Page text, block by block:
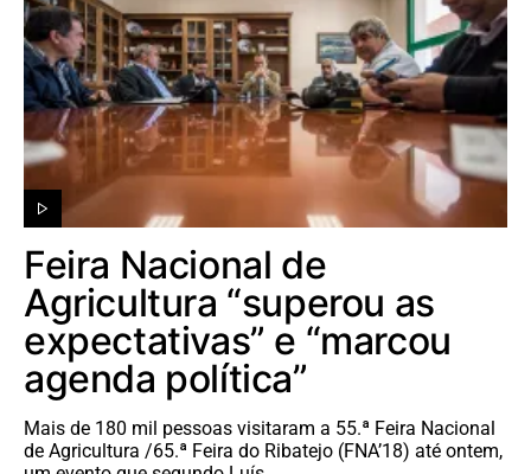
Feira Nacional de
Agricultura “superou as
expectativas” e “marcou
agenda política”
Mais de 180 mil pessoas visitaram a 55.ª Feira Nacional
de Agricultura /65.ª Feira do Ribatejo (FNA’18) até ontem,